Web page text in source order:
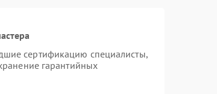
сертификацию специалисты,
гарантийных